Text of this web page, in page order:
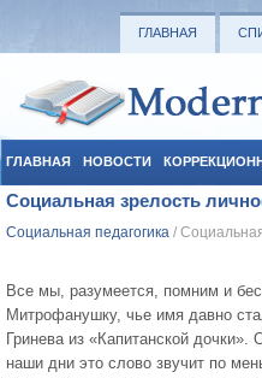
ГЛАВНАЯ
ГЛАВНАЯ НОВОСТИ
СОЦИАЛЬНАЯ ПЕДАГОГИКА
Социальная зрелость
Социальная педагогика /
Все мы, разумеется, помним и
Митрофанушку, чье имя давно
Гринева из «Капитанской
наши дни это слово звучит по